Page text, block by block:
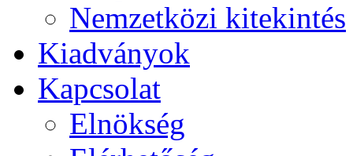
Nemzetközi kitekintés
Kiadványok
Kapcsolat
Elnökség